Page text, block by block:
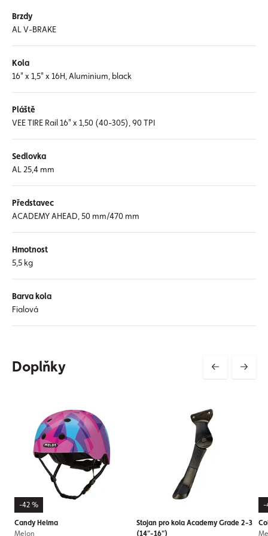
Brzdy
AL V-BRAKE
Kola
16" x 1,5" x 16H, Aluminium, black
Pláště
VEE TIRE Rail 16" x 1,50 (40-305), 90 TPI
Sedlovka
AL 25,4 mm
Představec
ACADEMY AHEAD, 50 mm/470 mm
Hmotnost
5,5 kg
Barva kola
Fialová
Doplňky
-42 %
Candy Helma
Melon
Stojan pro kola Academy Grade 2-3
(14"-16")
-